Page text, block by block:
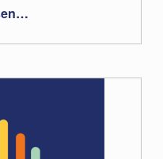
…